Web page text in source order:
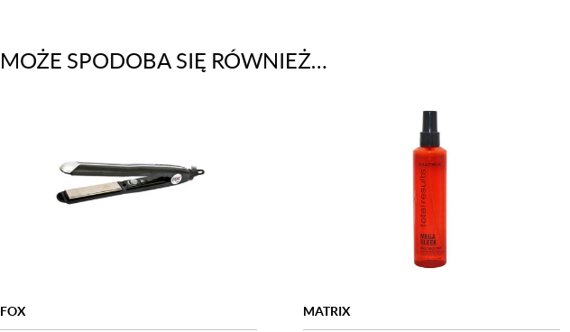
MOŻE SPODOBA SIĘ RÓWNIEŻ…
FOX MATRIX